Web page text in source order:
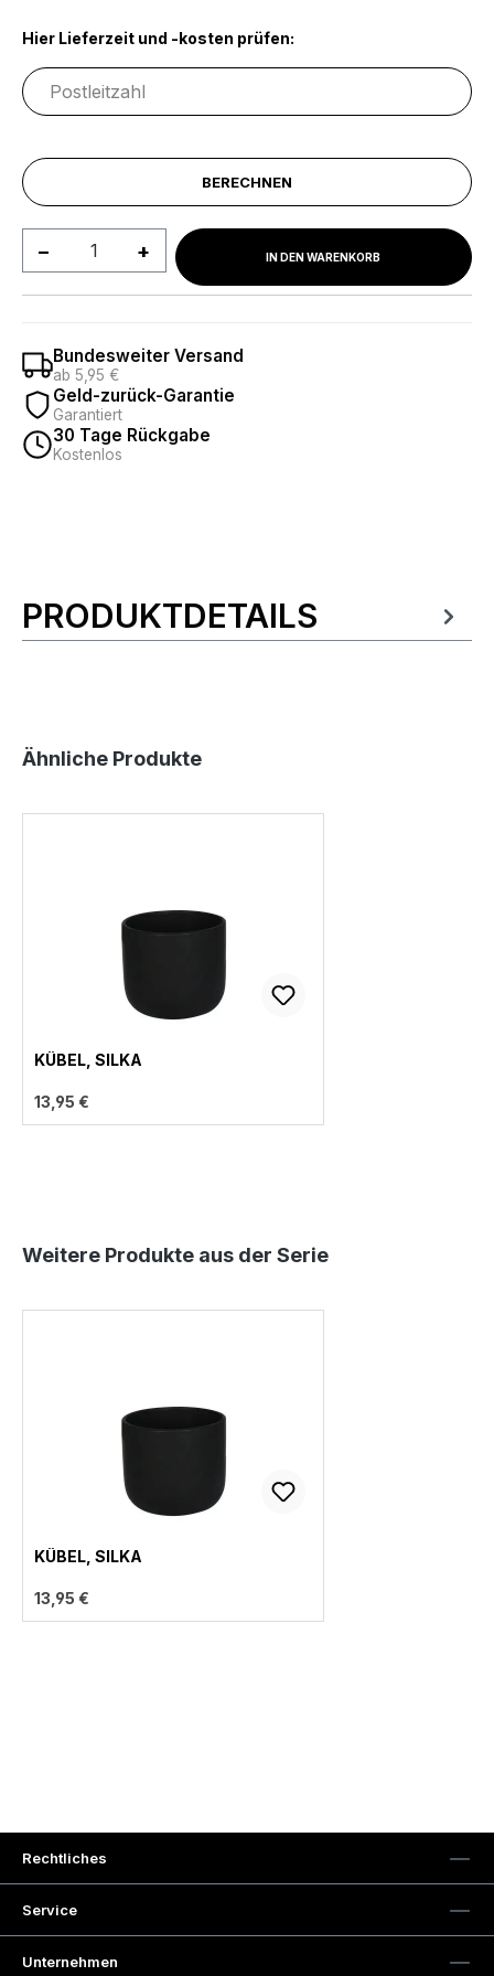
Hier Lieferzeit und -kosten prüfen:
BERECHNEN
Produkt Anzahl: Gib denIN DEN WARENKORB
Bundesweiter Versand
ab 5,95 €
Geld-zurück-Garantie
Garantiert
30 Tage Rückgabe
Kostenlos
Produktinformationen
PRODUKTDETAILS
Produktgalerie überspringen
Ähnliche Produkte
KÜBEL, SILKA
13,95 €
Produktgalerie überspringen
Weitere Produkte aus der Serie
KÜBEL, SILKA
13,95 €
Rechtliches
Service
Unternehmen